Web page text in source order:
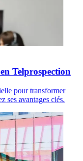
Telprospection
pour transformer
ses avantages clés.